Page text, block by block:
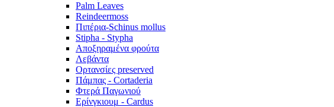
Palm Leaves
Reindeermoss
Πιπέρια-Schinus mollus
Stipha - Stypha
Αποξηραμένα φρούτα
Λεβάντα
Ορτανσίες preserved
Πάμπας - Cortaderia
Φτερά Παγωνιού
Ερίνγκιουμ - Cardus